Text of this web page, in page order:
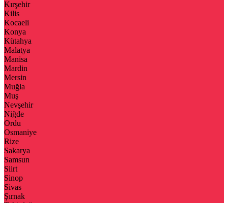
Kırşehir
Kilis
Kocaeli
Konya
Kütahya
Malatya
Manisa
Mardin
Mersin
Muğla
Muş
Nevşehir
Niğde
Ordu
Osmaniye
Rize
Sakarya
Samsun
Siirt
Sinop
Sivas
Şırnak